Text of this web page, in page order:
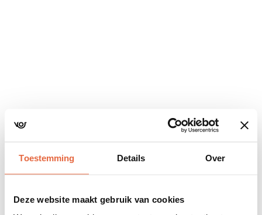
Toestemming Details Over
Deze website maakt gebruik van cookies